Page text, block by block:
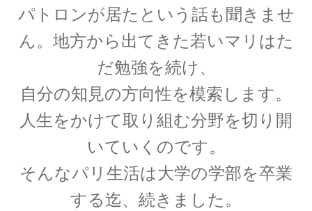
E・O・ローレンス
【サイクロトロンを発明し人工放射
性元素を実現】
【アメリカで稀代の実験家が光速度
に関する事実を実験検証】
パトロンが居たという話も聞きませ
ん。地方から出てきた若いマリはた
だ勉強を続け、
自分の知見の方向性を模索します。
人生をかけて取り組む分野を切り開
いていくのです。
そんなパリ生活は大学の学部を卒業
する迄、続きました。